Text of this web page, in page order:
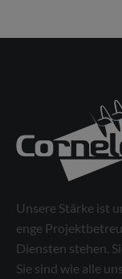
Unsere Stärke ist
enge
Diensten stehen.
Sie sind wie alle